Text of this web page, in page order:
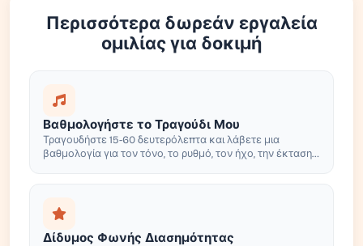
Περισσότερα δωρεάν εργαλεία
ομιλίας για δοκιμή
Βαθμολογήστε το Τραγούδι Μου
Τραγουδήστε 15-60 δευτερόλεπτα και λάβετε μια
βαθμολογία για τον τόνο, το ρυθμό, τον ήχο, την έκταση
Δίδυμος Φωνής Διασημότητας